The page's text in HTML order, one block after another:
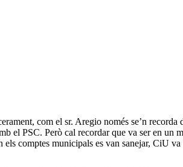
com el sr. Aregio només se’n recorda
el PSC. Però cal recordar que va ser en un
comptes municipals es van sanejar, CiU va